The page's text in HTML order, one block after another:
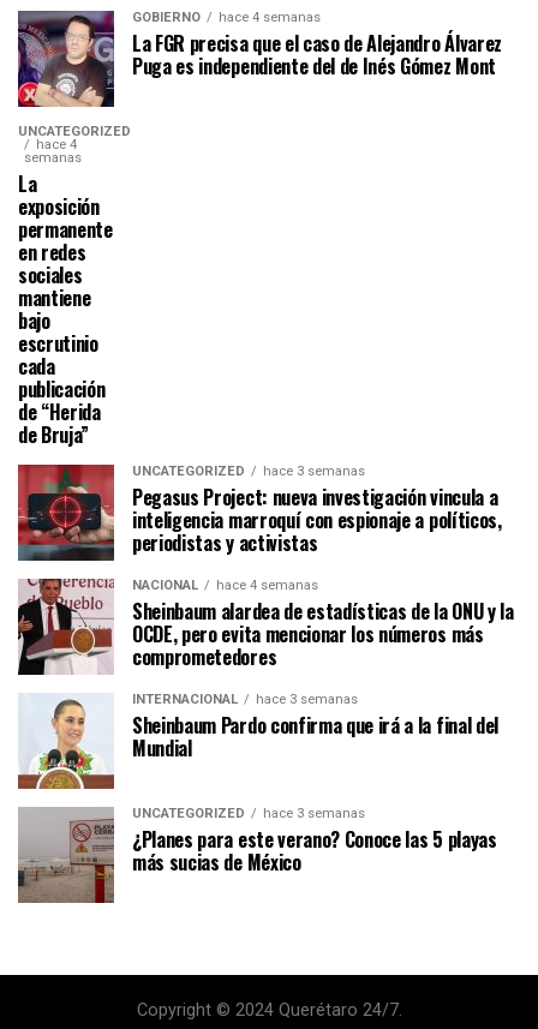
GOBIERNO hace 4 semanas
La FGR precisa que el caso de Alejandro Álvarez
Puga es independiente del de Inés Gómez Mont
UNCATEGORIZED
hace 4
semanas
La
exposición
permanente
en redes
sociales
mantiene
bajo
escrutinio
cada
publicación
de “Herida
de Bruja”
UNCATEGORIZED hace 3 semanas
Pegasus Project: nueva investigación vincula a
inteligencia marroquí con espionaje a políticos,
periodistas y activistas
NACIONAL hace 4 semanas
Sheinbaum alardea de estadísticas de la ONU y la
OCDE, pero evita mencionar los números más
comprometedores
INTERNACIONAL hace 3 semanas
Sheinbaum Pardo confirma que irá a la final del
Mundial
UNCATEGORIZED hace 3 semanas
¿Planes para este verano? Conoce las 5 playas
más sucias de México
Copyright © 2024 Querétaro 24/7.